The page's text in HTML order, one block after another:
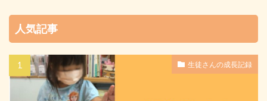
人気記事
生徒さんの成長記録